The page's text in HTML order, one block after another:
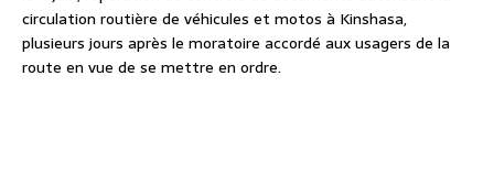
circulation routière de véhicules et motos à Kinshasa,
plusieurs jours après le moratoire accordé aux usagers de la
route en vue de se mettre en ordre.